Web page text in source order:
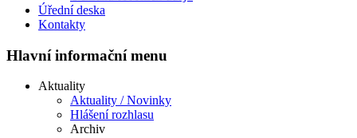
Úřední deska
Kontakty
Hlavní informační menu
Aktuality
Aktuality / Novinky
Hlášení rozhlasu
Archiv